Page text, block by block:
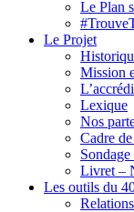
Le Plan
Le Projet
Mission
Lexique
Nos
Cadre
Livret –
Les outils du